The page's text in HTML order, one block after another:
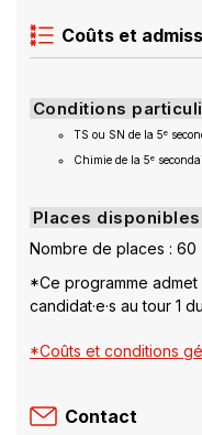
Coûts et
Conditions
TS ou SN de la 5e
Chimie de la 5e
Places disponibles
Nombre de places : 60
*Ce programme
candidat·e·s au tour 1
*Coûts et conditions
Contact